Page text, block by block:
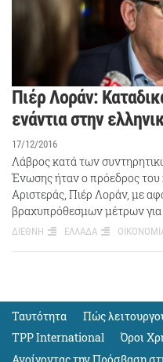
Πιέρ Λοράν:
ενάντια στην
17/12/2016
Λάβρος κατά των
Ένωσης ήταν ο πρόεδρος
Αριστεράς, Πιέρ Λοράν, με
βραχυπρόθεσμων μέτρων
ΔΙΕΘΝΗ ΕΛΛΑΔΑ
Ταυτότητα Πώς
TPP International
Όροι